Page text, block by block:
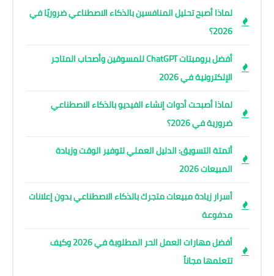
لماذا أصبح تحليل المنافسين بالذكاء الاصطناعي ضروريًا في
2026؟
أفضل برومبتات ChatGPT للمسوقين وأصحاب المتاجر
الإلكترونية في 2026
لماذا أصبحت أدوات إنشاء الفيديو بالذكاء الاصطناعي
ضرورية في 2026؟
أتمتة التسويق: الدليل العملي لتوفير الوقت وزيادة
المبيعات 2026
أسرار زيادة مبيعات متجرك بالذكاء الاصطناعي بدون إعلانات
مدفوعة
أفضل مهارات العمل الحر المطلوبة في 2026 وكيف
تتعلمها مجاناً